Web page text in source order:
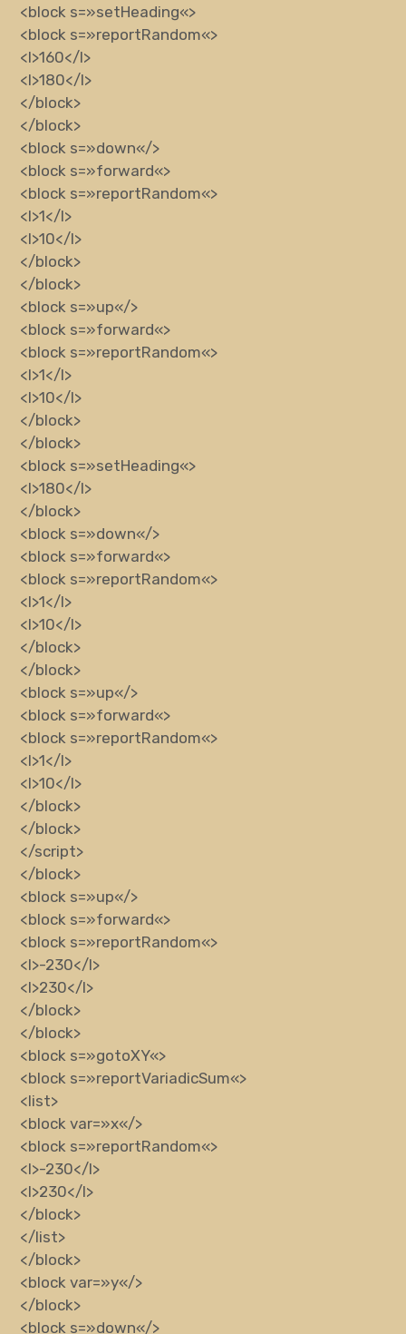
<block s=»setHeading«>
<block s=»reportRandom«>
<l>160</l>
<l>180</l>
</block>
</block>
<block s=»down«/>
<block s=»forward«>
<block s=»reportRandom«>
<l>1</l>
<l>10</l>
</block>
</block>
<block s=»up«/>
<block s=»forward«>
<block s=»reportRandom«>
<l>1</l>
<l>10</l>
</block>
</block>
<block s=»setHeading«>
<l>180</l>
</block>
<block s=»down«/>
<block s=»forward«>
<block s=»reportRandom«>
<l>1</l>
<l>10</l>
</block>
</block>
<block s=»up«/>
<block s=»forward«>
<block s=»reportRandom«>
<l>1</l>
<l>10</l>
</block>
</block>
</script>
</block>
<block s=»up«/>
<block s=»forward«>
<block s=»reportRandom«>
<l>-230</l>
<l>230</l>
</block>
</block>
<block s=»gotoXY«>
<block s=»reportVariadicSum«>
<list>
<block var=»x«/>
<block s=»reportRandom«>
<l>-230</l>
<l>230</l>
</block>
</list>
</block>
<block var=»y«/>
</block>
<block s=»down«/>